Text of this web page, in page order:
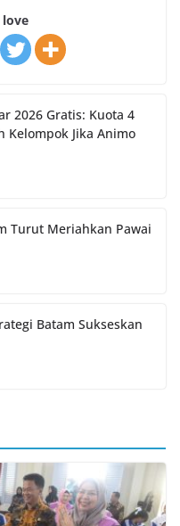
love
2026 Gratis: Kuota 4
Kelompok Jika Animo
Turut Meriahkan Pawai
Batam Sukseskan